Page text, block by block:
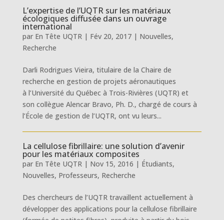
L’expertise de l’UQTR sur les matériaux
écologiques diffusée dans un ouvrage
international
par En Tête UQTR| Fév 20, 2017| Nouvelles,
Recherche
Darli Rodrigues Vieira, titulaire de la Chaire de
recherche en gestion de projets aéronautiques
à l’Université du Québec à Trois-Rivières (UQTR) et
son collègue Alencar Bravo, Ph. D., chargé de cours à
l’École de gestion de l’UQTR, ont vu leurs...
La cellulose fibrillaire: une solution d’avenir
pour les matériaux composites
par En Tête UQTR| Nov 15, 2016 | Étudiants,
Nouvelles, Professeurs, Recherche
Des chercheurs de l’UQTR travaillent actuellement à
développer des applications pour la cellulose fibrillaire